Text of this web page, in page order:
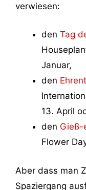
verwiesen:
den Tag
Januar,
den
13. April
den Gieß-
Flower
Aber dass man
Spaziergang